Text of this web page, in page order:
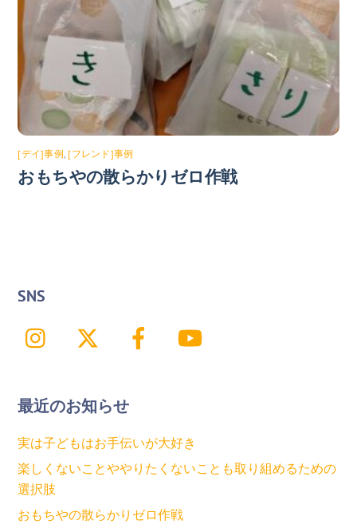
[デイ]事例, [フレンド]事例
おもちやの散らかりゼロ作戦
SNS
Instagram Facebook
最近のお知らせ
実は子どもはお手伝いが大好き
楽しくないことややりたくないことも取り組めるための
選択肢
おもちやの散らかりゼロ作戦